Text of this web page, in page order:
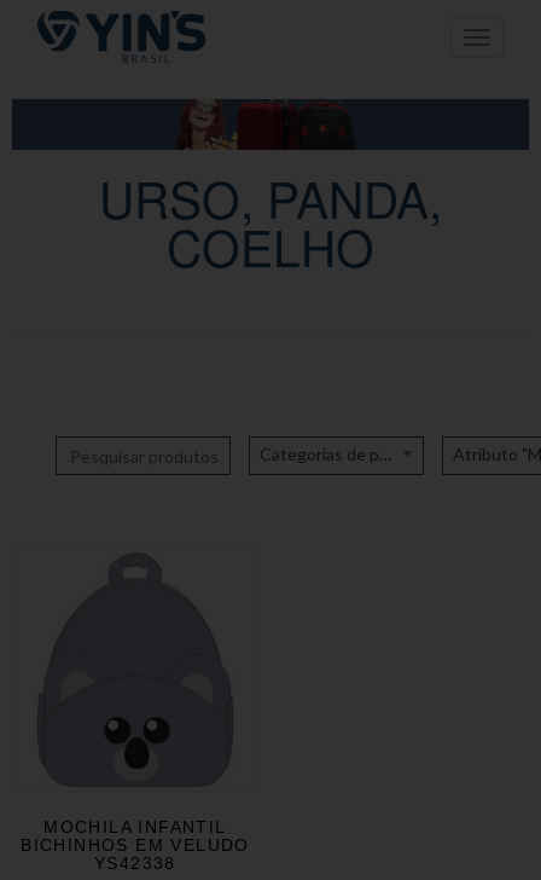
Pular
para
conteúdo
Toggle
URSO, PANDA,
COELHO
Categorias de produto
MOCHILA INFANTIL
BICHINHOS EM VELUDO
YS42338